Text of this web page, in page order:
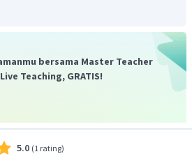
bersama Master Teacher
Teaching, GRATIS!
5.0 (1 rating)